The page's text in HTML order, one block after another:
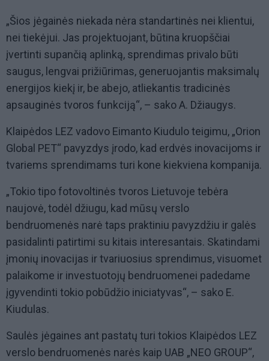
„Šios jėgainės niekada nėra standartinės nei klientui,
nei tiekėjui. Jas projektuojant, būtina kruopščiai
įvertinti supančią aplinką, sprendimas privalo būti
saugus, lengvai prižiūrimas, generuojantis maksimalų
energijos kiekį ir, be abejo, atliekantis tradicinės
apsauginės tvoros funkciją“, – sako A. Džiaugys.
Klaipėdos LEZ vadovo Eimanto Kiudulo teigimu, „Orion
Global PET“ pavyzdys įrodo, kad erdvės inovacijoms ir
tvariems sprendimams turi kone kiekviena kompanija.
„Tokio tipo fotovoltinės tvoros Lietuvoje tebėra
naujovė, todėl džiugu, kad mūsų verslo
bendruomenės narė taps praktiniu pavyzdžiu ir galės
pasidalinti patirtimi su kitais interesantais. Skatindami
įmonių inovacijas ir tvariuosius sprendimus, visuomet
palaikome ir investuotojų bendruomenei padedame
įgyvendinti tokio pobūdžio iniciatyvas“, – sako E.
Kiudulas.
Saulės jėgaines ant pastatų turi tokios Klaipėdos LEZ
verslo bendruomenės narės kaip UAB „NEO GROUP“,